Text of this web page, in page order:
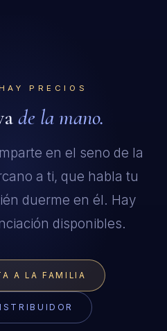
PRECIOS
de la mano.
en el seno de la
a ti, que habla tu
duerme en él. Hay
disponibles.
A LA FAMILIA
WITHIN 12 HOURS